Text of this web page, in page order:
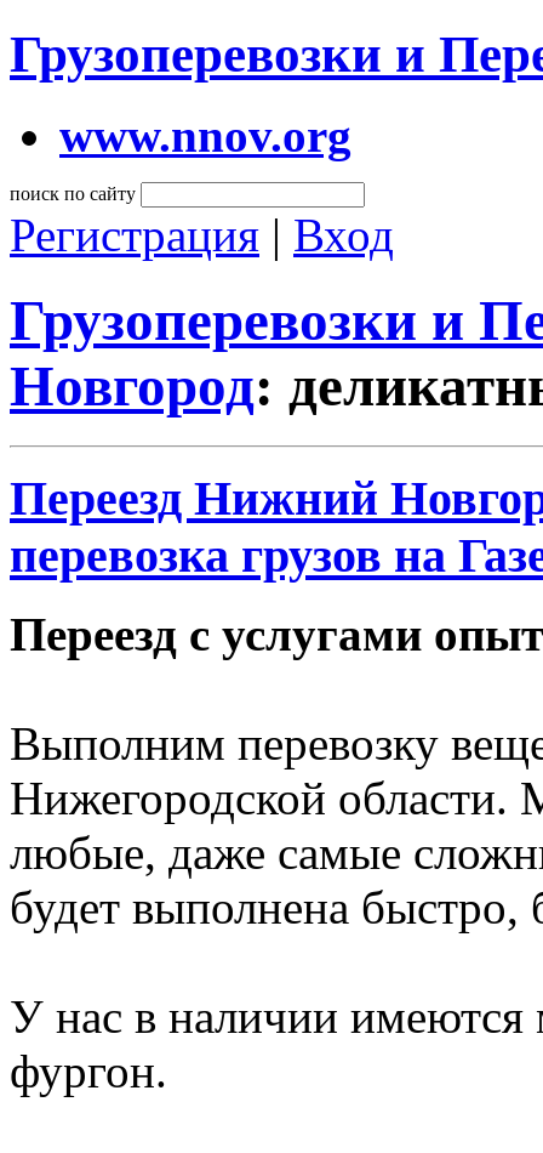
Грузоперевозки и
www.nnov.org
поиск по сайту
Регистрация | Вход
Грузоперевозки и
Новгород:
Переезд Нижний
перевозка грузов на
Переезд с услугами
Выполним перевозку
Нижегородской
любые, даже самые
будет выполнена быстро,
У нас в наличии
фургон.